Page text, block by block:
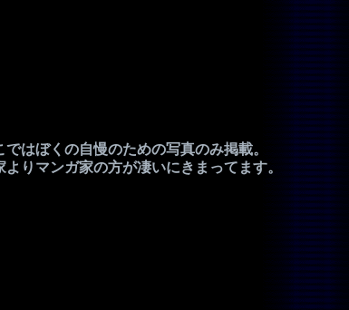
はぼくの自慢のための写真のみ掲載。
りマンガ家の方が凄いにきまってます。